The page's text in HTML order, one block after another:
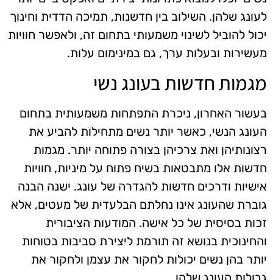
לעונג שלהן. השילוב בין חדשנות, תמיכה הדדית וחינוך
יכול להוביל לשינוי משמעותי בתחום זה, ולאפשר חוויות
מעשירות ובעלות ערך, גם במינימום עלות.
מגמות חדשות בעונג נשי
בעשור האחרון, ניכרת התפתחות משמעותית בתחום
העונג הנשי, כאשר יותר נשים מתחילות להביע את
רצונותיהן ואת צרכיהן בצורה פתוחה יותר. מגמות
חדשות אלו מתבטאות בשיח פתוח על מיניות, חוויות
אישיות ודרכים חדשות להגדרה של עונג. ישנה הבנה
גוברת שהעונג אינו נחלתם הבלעדית של מעטים, אלא
זכות בסיסית של כל אישה. המודעות הציבורית
והחינוכית בנושא זה תורמת ליצירת סביבות בטוחות
יותר בהן נשים יכולות לחקור את עצמן ולחקור את